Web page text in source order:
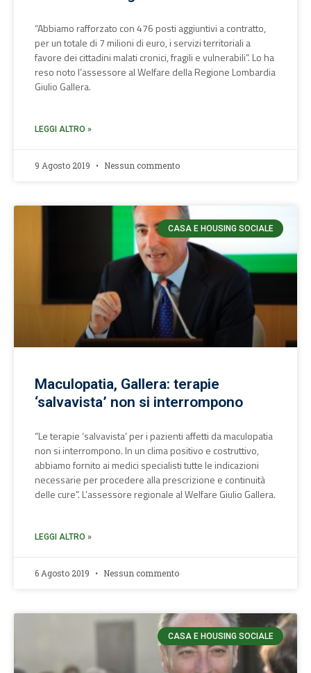
“Abbiamo rafforzato con 476 posti aggiuntivi a contratto,
per un totale di 7 milioni di euro, i servizi territoriali a
favore dei cittadini malati cronici, fragili e vulnerabili”. Lo ha
reso noto l’assessore al Welfare della Regione Lombardia
Giulio Gallera.
LEGGI ALTRO »
9 Agosto 2019 Nessun commento
CASA E HOUSING SOCIALE
Maculopatia, Gallera: terapie
‘salvavista’ non si interrompono
“Le terapie ‘salvavista’ per i pazienti affetti da maculopatia
non si interrompono. In un clima positivo e costruttivo,
abbiamo fornito ai medici specialisti tutte le indicazioni
necessarie per procedere alla prescrizione e continuità
delle cure”. L’assessore regionale al Welfare Giulio Gallera.
LEGGI ALTRO »
6 Agosto 2019 Nessun commento
CASA E HOUSING SOCIALE